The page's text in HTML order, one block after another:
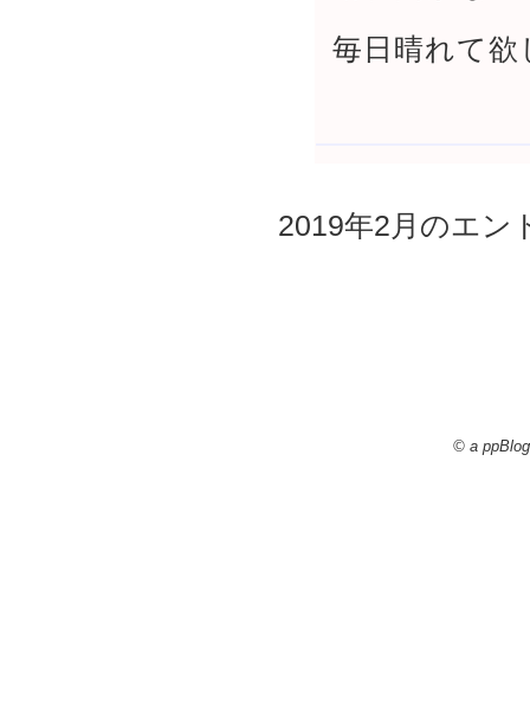
毎日晴れて
2019年2月のエン
© a